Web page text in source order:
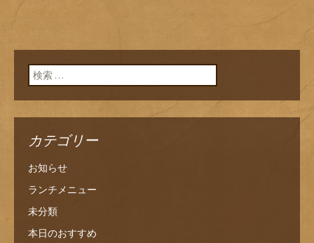
検索:
カテゴリー
お知らせ
ランチメニュー
未分類
本日のおすすめ